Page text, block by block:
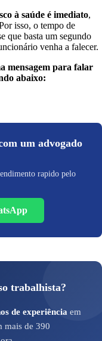
à saúde é imediato,
isso, o tempo de
que basta um segundo
venha a falecer.
mensagem para falar
abaixo:
um advogado
rapido pelo
trabalhista?
de experiência em
mais de 390